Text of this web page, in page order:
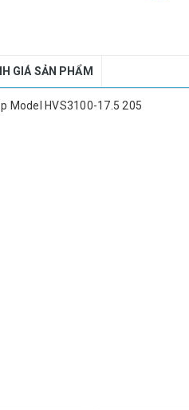
GIÁ SẢN PHẨM
Model HVS3100-17.5 205